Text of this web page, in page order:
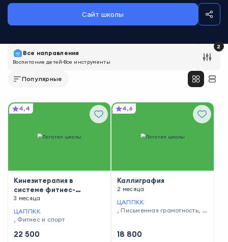
Сайт школы
Все направления
Воспитание детей Все инструменты
2
Популярные
4,4
Кинезитерапия в
системе фитнес-
тренировок
3 месяца
ЦАППКК
, Фитнес и спорт
22 500
4,6
Каллиграфия
2 месяца
ЦАППКК
, Письменная грамотность, П
18 800